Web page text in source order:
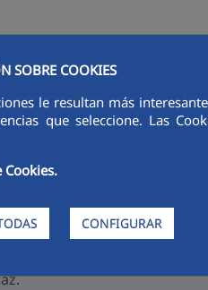
SOBRE COOKIES
le resultan más
que seleccione. Las
Cookies.
CONFIGURAR
SOSTENIBILIDAD
de